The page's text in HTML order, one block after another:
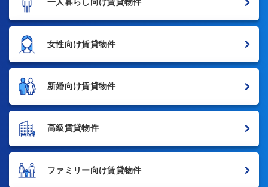
一人暮らし向け賃貸物件
女性向け賃貸物件
新婚向け賃貸物件
高級賃貸物件
ファミリー向け賃貸物件